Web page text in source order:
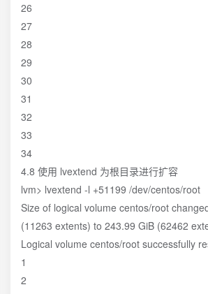
26
27
28
29
30
31
32
33
34
4.8 使用 lvextend 为根目录进行扩容
lvm> lvextend -l +51199 /dev/centos/root
Size of logical volume centos/root
(11263 extents) to 243.99 GiB (62462
Logical volume centos/root successfully
1
2